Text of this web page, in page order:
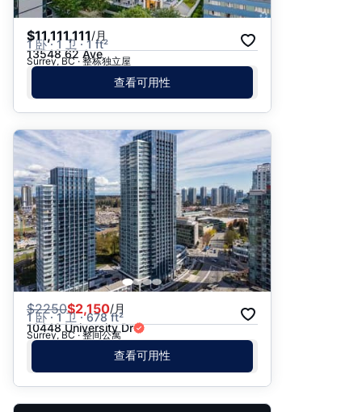
$11,111,111/月
1 卧 · 1 卫 · 1 ft²
13548 62 Ave
Surrey, BC · 整栋独立屋
查看可用性
$2250$2,150/月
1 卧 · 1 卫 · 678 ft²
10448 University Dr
Surrey, BC · 整间公寓
查看可用性